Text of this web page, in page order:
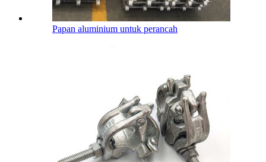
Papan aluminium untuk perancah